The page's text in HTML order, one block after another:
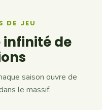
DE JEU
infinité de
saison ouvre de
le massif.